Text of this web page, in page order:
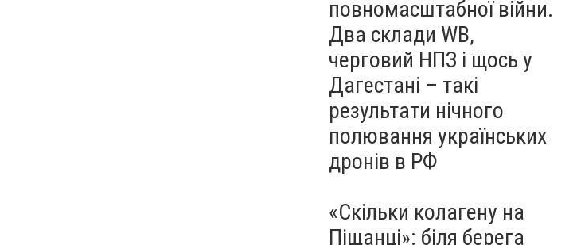
повномасштабної війни.
Два склади WB,
черговий НПЗ і щось у
Дагестані – такі
результати нічного
полювання українських
дронів в РФ
«Скільки колагену на
Піщанці»: біля берега